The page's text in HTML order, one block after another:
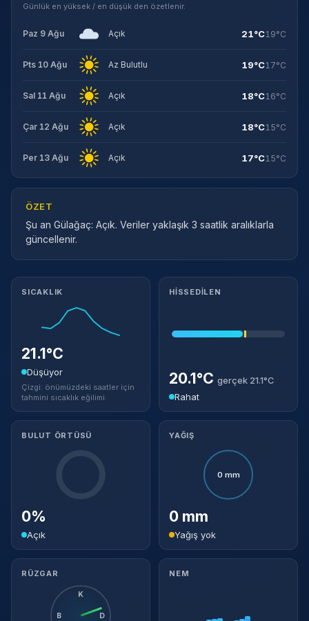
Günlük en yüksek / en düşük den özetlenir.
Paz 9 Ağu Açık 21°C19°C
Pts 10 Ağu Az Bulutlu 19°C17°C
Sal 11 Ağu Açık 18°C16°C
Çar 12 Ağu Açık 18°C15°C
Per 13 Ağu Açık 17°C15°C
ÖZET
Şu an Gülağaç: Açık. Veriler yaklaşık 3 saatlik aralıklarla
güncellenir.
Meteorolojik ayrıntılar
SICAKLIK
21.1°C
Düşüyor
Çizgi: önümüzdeki saatler için
tahmini sıcaklık eğilimi.
HISSEDILEN
20.1°C gerçek 21.1°C
Rahat
BULUT ÖRTÜSÜ
0%
Açık
YAĞIŞ
0 mm
0 mm
Yağış yok
RÜZGAR
K
D
B
NEM